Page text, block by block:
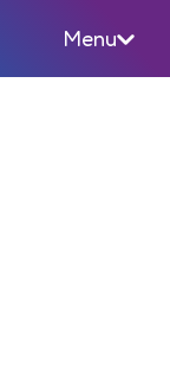
Menu